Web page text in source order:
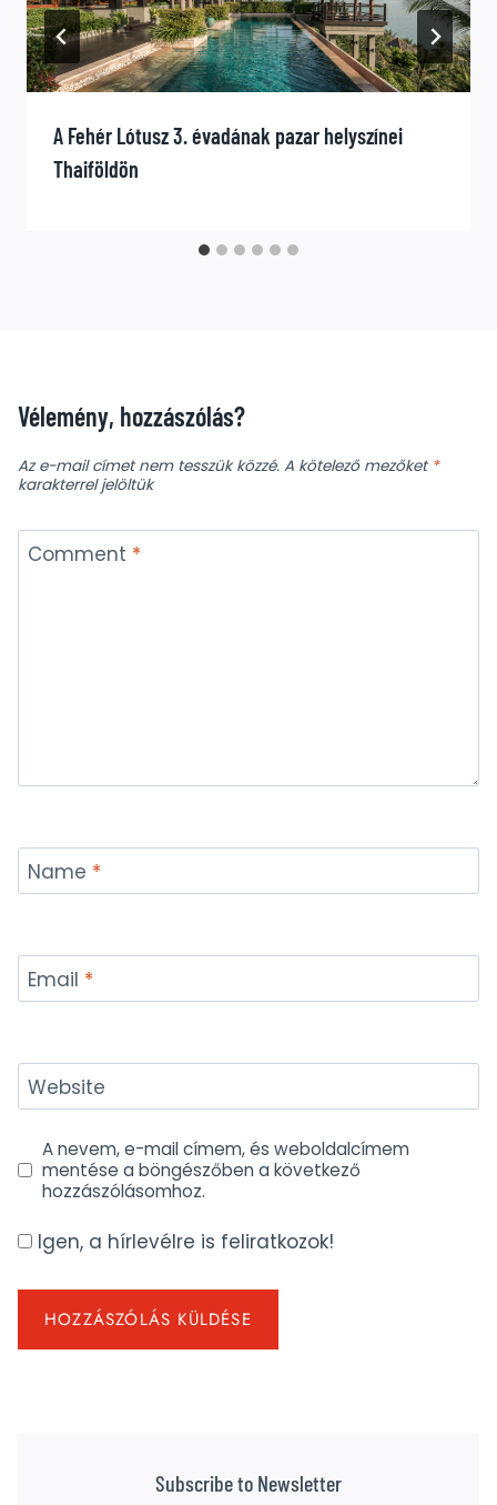
A Fehér Lótusz 3. évadának pazar helyszínei
Thaiföldön
Vélemény, hozzászólás?
Az e-mail címet nem tesszük közzé. A kötelező mezőket *
karakterrel jelöltük
Comment *
Name *
Email *
Website
A nevem, e-mail címem, és weboldalcímem
mentése a böngészőben a következő
hozzászólásomhoz.
Igen, a hírlevélre is feliratkozok!
Subscribe to Newsletter